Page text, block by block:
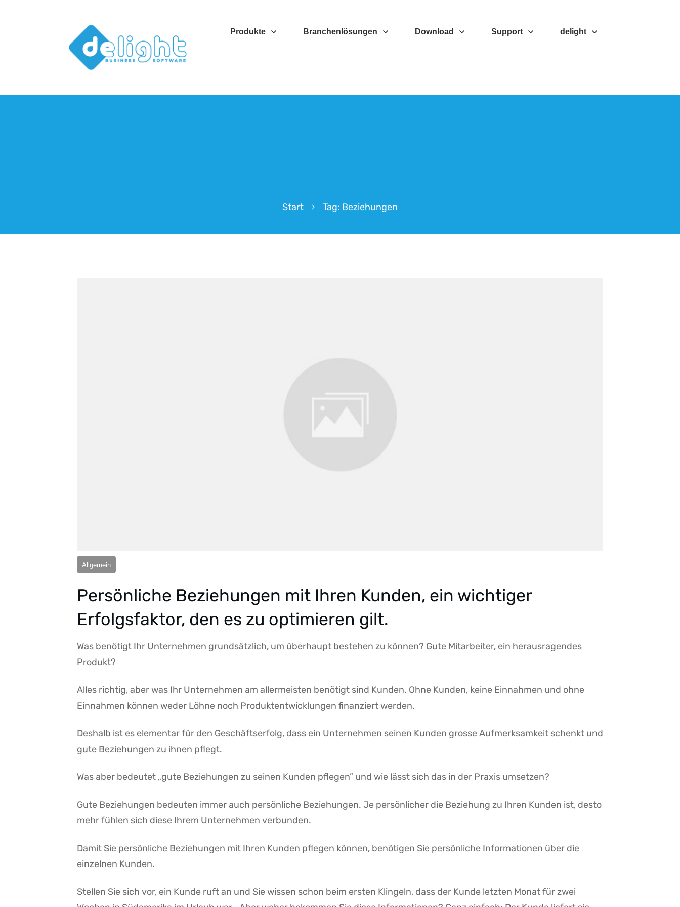
Produkte Branchenlösungen Download Support delight
Start Tag: Beziehungen
Allgemein
Persönliche Beziehungen mit Ihren Kunden, ein wichtiger
Erfolgsfaktor, den es zu optimieren gilt.
Was benötigt Ihr Unternehmen grundsätzlich, um überhaupt bestehen zu können? Gute Mitarbeiter, ein herausragendes
Produkt?
Alles richtig, aber was Ihr Unternehmen am allermeisten benötigt sind Kunden. Ohne Kunden, keine Einnahmen und ohne
Einnahmen können weder Löhne noch Produktentwicklungen finanziert werden.
Deshalb ist es elementar für den Geschäftserfolg, dass ein Unternehmen seinen Kunden grosse Aufmerksamkeit schenkt und
gute Beziehungen zu ihnen pflegt.
Was aber bedeutet „gute Beziehungen zu seinen Kunden pflegen” und wie lässt sich das in der Praxis umsetzen?
Gute Beziehungen bedeuten immer auch persönliche Beziehungen. Je persönlicher die Beziehung zu Ihren Kunden ist, desto
mehr fühlen sich diese Ihrem Unternehmen verbunden.
Damit Sie persönliche Beziehungen mit Ihren Kunden pflegen können, benötigen Sie persönliche Informationen über die
einzelnen Kunden.
Stellen Sie sich vor, ein Kunde ruft an und Sie wissen schon beim ersten Klingeln, dass der Kunde letzten Monat für zwei